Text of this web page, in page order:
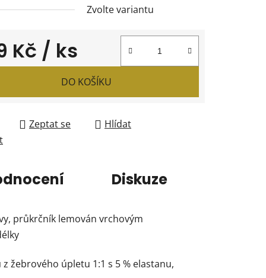
Zvolte variantu
Kč / ks
cena:
DO KOŠÍKU
Zeptat se
Hlídat
Diskuze
průkrčník lemován vrchovým
žebrového úpletu 1:1 s 5 % elastanu,